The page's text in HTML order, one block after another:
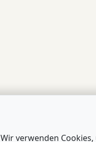
Wir verwenden